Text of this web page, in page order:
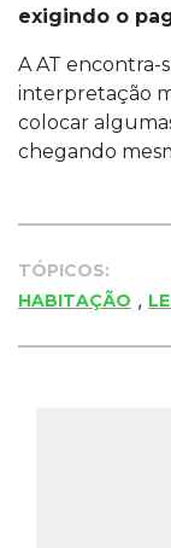
exigindo o
A AT encontra-
interpretação
colocar
chegando
TÓPICOS:
HABITAÇÃO ,